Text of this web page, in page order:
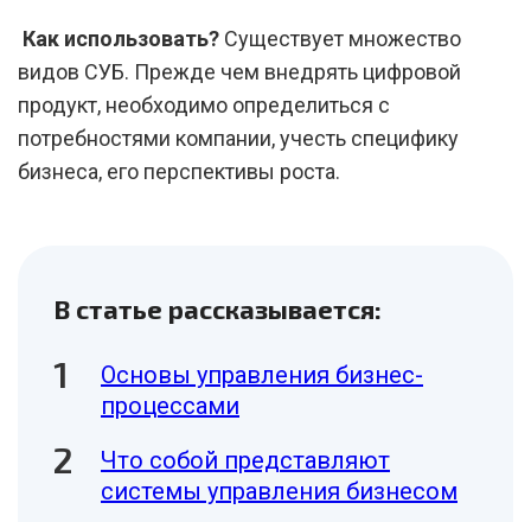
Как использовать? Существует множество
видов СУБ. Прежде чем внедрять цифровой
продукт, необходимо определиться с
потребностями компании, учесть специфику
бизнеса, его перспективы роста.
В статье рассказывается:
Основы управления бизнес-
процессами
Что собой представляют
системы управления бизнесом